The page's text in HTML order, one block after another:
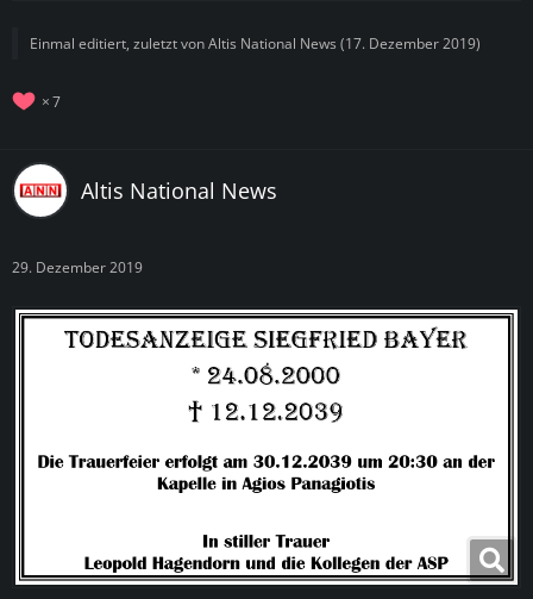
Einmal editiert, zuletzt vonAltis National News (17. Dezember 2019)
7
Altis National News
29. Dezember 2019